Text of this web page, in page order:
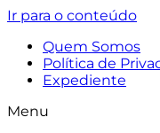
Ir para o conteúdo
Quem Somos
Política de
Expediente
Menu